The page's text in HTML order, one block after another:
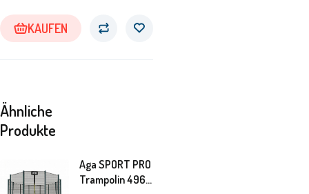
jeder Größe geeignet.
KAUFEN
Ähnliche
Produkte
Aga SPORT PRO
Trampolin 496